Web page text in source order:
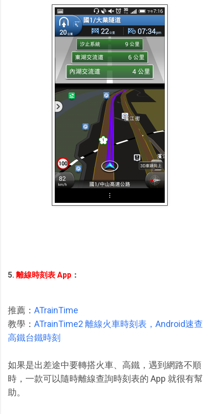
5. 離線時刻表 App ：
推薦： ATrainTime
教學： ATrainTime2 離線火車時刻表，Android速查
高鐵台鐵時刻
如果是出差途中要轉搭火車、高鐵，遇到網路不順
時，一款可以隨時離線查詢時刻表的 App 就很有幫
助。